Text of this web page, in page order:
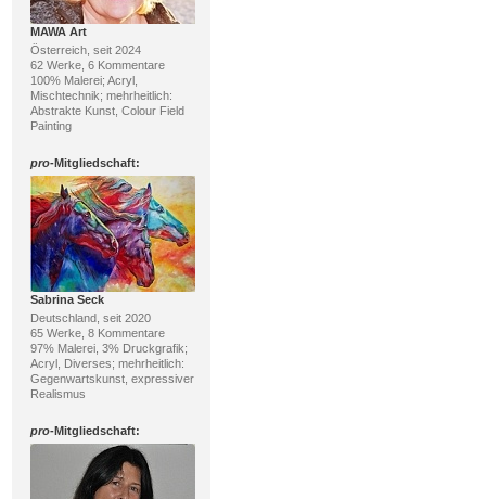
MAWA Art
Österreich, seit 2024
62 Werke, 6 Kommentare
100% Malerei; Acryl,
Mischtechnik; mehrheitlich:
Abstrakte Kunst, Colour Field
Painting
pro-Mitgliedschaft:
Sabrina Seck
Deutschland, seit 2020
65 Werke, 8 Kommentare
97% Malerei, 3% Druckgrafik;
Acryl, Diverses; mehrheitlich:
Gegenwartskunst, expressiver
Realismus
pro-Mitgliedschaft: